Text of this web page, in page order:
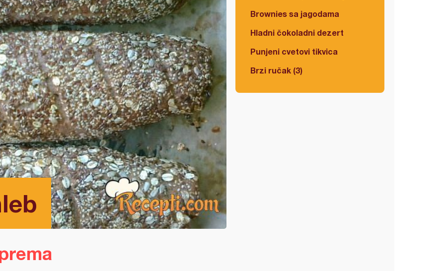
Brownies sa jagodama
Hladni čokoladni dezert
Punjeni cvetovi tikvica
Brzi ručak (3)